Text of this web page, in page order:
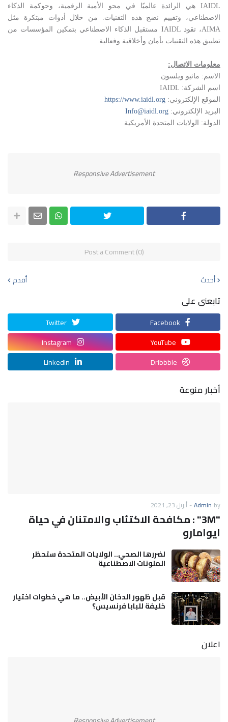
IAIDL
هي الرائدة عالميًا في محو الأمية الرقمية، وحوكمة الذكاء
الاصطناعي، وتقييم نضج هذه التقنيات. من خلال أدوات مبتكرة مثل
AIMA، تقود IAIDL مستقبل الذكاء الاصطناعي بتمكين المؤسسات من
تطبيق هذه التقنيات بأمان وأخلاقية وفعالية.
معلومات الاتصال:
الاسم: ماثيو ويلسون
اسم الشركة: IAIDL
الموقع الإلكتروني: https://www.iaidl.org
البريد الإلكتروني: Info@iaidl.org
الدولة: الولايات المتحدة الأمريكية
Responsive Advertisement
Post a Comment (0)
أحدث أقدم
تابعنى على
Facebook
Twitter
YouTube
Instagram
Dribbble
LinkedIn
أخبار منوعة
by
Admin
- أبريل 23, 2021
"3M" : مكافحة الاكتئاب والامتنان في حياة
ايوامارو
لضررها الصحي.. الولايات المتحدة ستحظر
الملونات الاصطناعية
قبل ظهور الدخان الأبيض.. ما هي خطوات اختيار
خليفة للبابا فرنسيس؟
اعلان